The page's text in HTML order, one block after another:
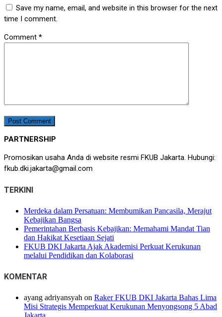
Save my name, email, and website in this browser for the next
time I comment.
Comment *
PARTNERSHIP
Promosikan usaha Anda di website resmi FKUB Jakarta. Hubungi:
fkub.dki.jakarta@gmail.com
TERKINI
Merdeka dalam Persatuan: Membumikan Pancasila, Merajut
Kebajikan Bangsa
Pemerintahan Berbasis Kebajikan: Memahami Mandat Tian
dan Hakikat Kesetiaan Sejati
FKUB DKI Jakarta Ajak Akademisi Perkuat Kerukunan
melalui Pendidikan dan Kolaborasi
KOMENTAR
ayang adriyansyah on Raker FKUB DKI Jakarta Bahas Lima
Misi Strategis Memperkuat Kerukunan Menyongsong 5 Abad
Jakarta